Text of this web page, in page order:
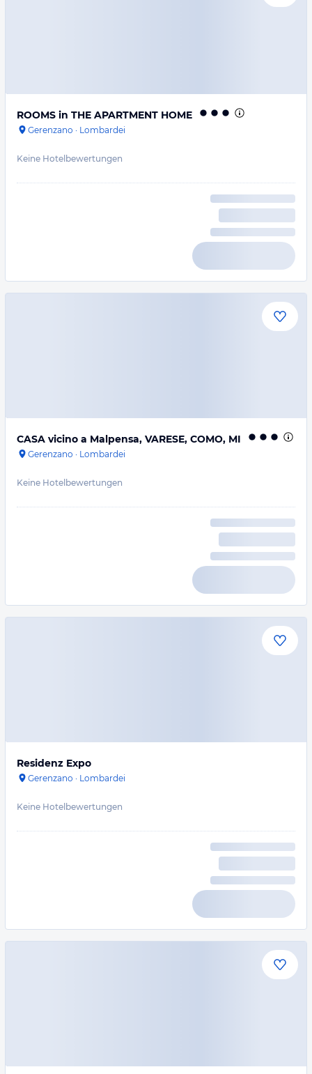
ROOMS in THE APARTMENT HOME
Gerenzano · Lombardei
Keine Hotelbewertungen
CASA vicino a Malpensa, VARESE, COMO, MI
Gerenzano · Lombardei
Keine Hotelbewertungen
Residenz Expo
Gerenzano · Lombardei
Keine Hotelbewertungen